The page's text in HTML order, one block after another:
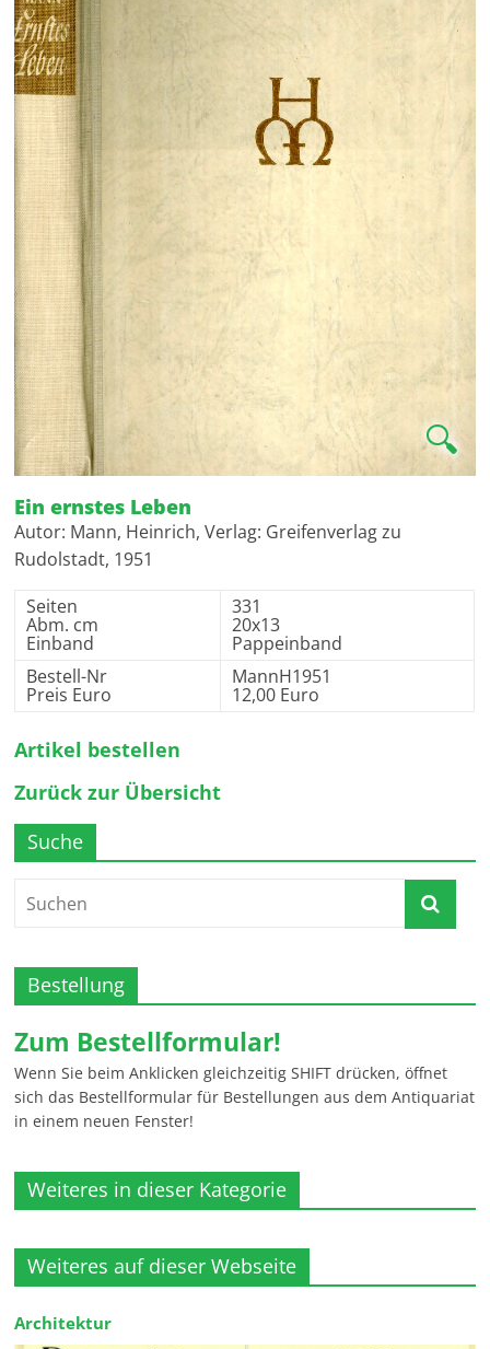
🔍
Ein ernstes Leben
Autor: Mann, Heinrich, Verlag: Greifenverlag zu
Rudolstadt, 1951
Seiten
Abm. cm
Einband
331
20x13
Pappeinband
Bestell-Nr
Preis Euro
MannH1951
12,00 Euro
Artikel bestellen
Zurück zur Übersicht
Suche
Bestellung
Zum Bestellformular!
Wenn Sie beim Anklicken gleichzeitig SHIFT drücken, öffnet
sich das Bestellformular für Bestellungen aus dem Antiquariat
in einem neuen Fenster!
Weiteres in dieser Kategorie
Weiteres auf dieser Webseite
Architektur